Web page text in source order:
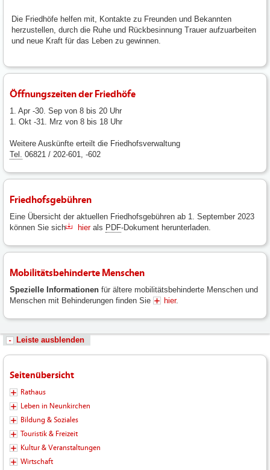
Die Friedhöfe helfen mit, Kontakte zu Freunden und Bekannten
herzustellen, durch die Ruhe und Rückbesinnung Trauer aufzuarbeiten
und neue Kraft für das Leben zu gewinnen.
Öffnungszeiten der Friedhöfe
1. Apr -30. Sep von 8 bis 20 Uhr
1. Okt -31. Mrz von 8 bis 18 Uhr
Weitere Auskünfte erteilt die Friedhofsverwaltung
Tel. 06821 / 202-601, -602
Friedhofsgebühren
Eine Übersicht der aktuellen Friedhofsgebühren ab 1. September 2023
können Sie sich
hierals PDF-Dokument herunterladen.
Mobilitätsbehinderte Menschen
Spezielle Informationen für ältere mobilitätsbehinderte Menschen und
Menschen mit Behinderungen finden Sie
hier.
Leiste ausblenden
Seitenübersicht
Rathaus
Leben in Neunkirchen
Bildung & Soziales
Touristik & Freizeit
Kultur & Veranstaltungen
Wirtschaft